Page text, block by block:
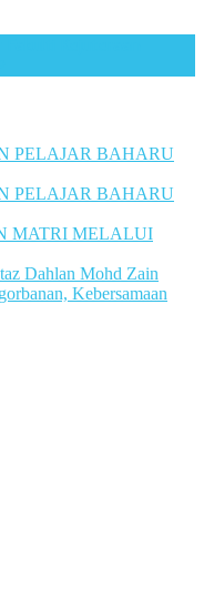
PELAJAR BAHARU
PELAJAR BAHARU
MATRI MELALUI
Dahlan Mohd Zain
Kebersamaan